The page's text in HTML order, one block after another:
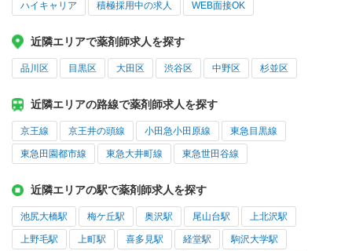
ハイキャリア 積極採用中の求人 WEB面接OK
近隣エリアで薬剤師求人を探す
品川区 目黒区 大田区 渋谷区 中野区 杉並区
近隣エリアの路線で薬剤師求人を探す
京王線 京王井の頭線 小田急小田原線 東急目黒線
東急田園都市線 東急大井町線 東急世田谷線
近隣エリアの駅で薬剤師求人を探す
池尻大橋駅 梅ケ丘駅 奥沢駅 尾山台駅 上北沢駅
上野毛駅 上町駅 喜多見駅 経堂駅 駒沢大学駅